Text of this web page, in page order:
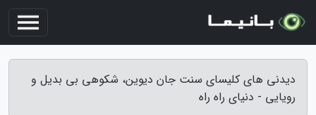
دیدنی های کلیسای سنت جان دیوین، شکوهی بی بدیل و
رویایی - دنیای راه راه